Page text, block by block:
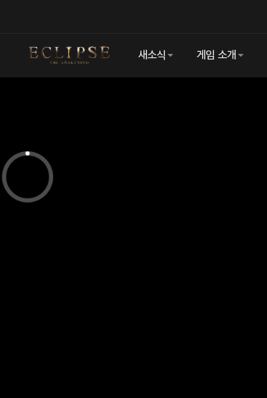
새소식 게임 소개